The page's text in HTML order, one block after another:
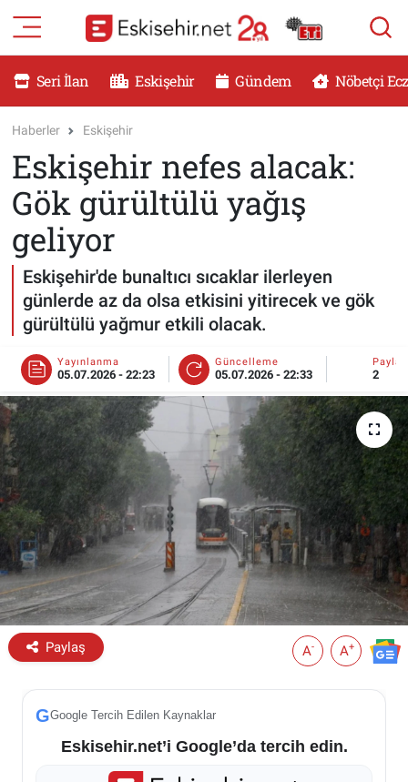
Seri İlan Eskişehir Gündem Nöbetçi
Haberler Eskişehir
Eskişehir nefes alacak:
Gök gürültülü yağış
geliyor
Eskişehir'de bunaltıcı sıcaklar ilerleyen
günlerde az da olsa etkisini yitirecek ve gök
gürültülü yağmur etkili olacak.
Yayınlanma
05.07.2026 - 22:23
Güncelleme
05.07.2026 - 22:33 2
Paylaş A- A+
GGoogle Tercih Edilen Kaynaklar
Eskisehir.net’i Google’da tercih edin.
RESMİ İLANLAR
DÜNYA
SAĞLIK
MAGAZİN
KADIN
YEMEK
ESKİŞEHİR NÖBETÇİ ECZANELER
Eskişehir Haber İçerikleri
Eskişehir Hava Durumu
Eskişehir Tramvay Saatleri
Eskişehir Otobüs Saatleri
Eskişehir Nöbetçi Eczaneler
Eskişehir Namaz Vakitleri
Eskişehir Trafik Yoğunluk Haritası
Süper Lig Puan Durumu ve Fikstür
Tüm Manşetler
Haber Arşivi